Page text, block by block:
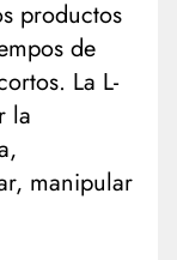
productos
de
La L-
la
manipular